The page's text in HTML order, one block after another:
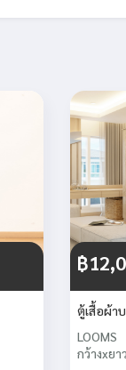
฿
ตู้เสื้อผ้า
LOOMS
กว้างxย